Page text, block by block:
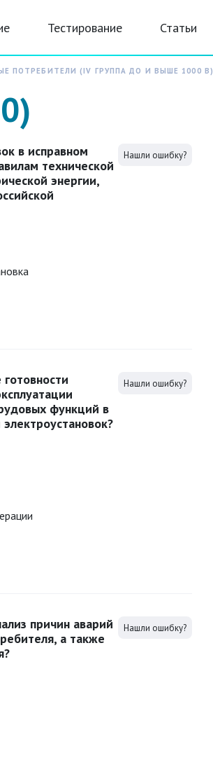
Тестирование Статьи
ПОТРЕБИТЕЛИ (IV ГРУППА ДО И ВЫШЕ 1000 В)
в исправном
технической
энергии,
Нашли ошибку?
функций в
Нашли ошибку?
причин аварий
а также
Нашли ошибку?